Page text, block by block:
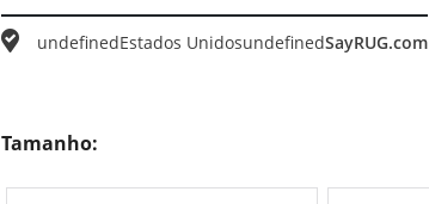
undefinedEstados UnidosundefinedSayRUG.com
Tamanho: